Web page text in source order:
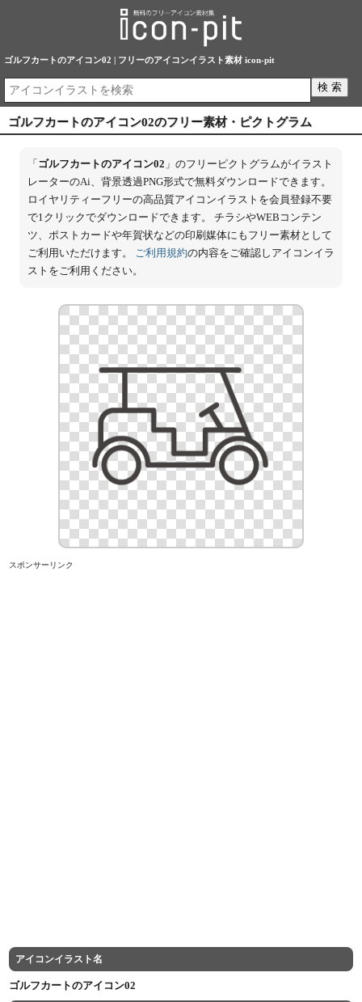
ゴルフカートのアイコン02 | フリーのアイコンイラスト素材 icon-pit
ゴルフカートのアイコン02のフリー素材・ピクトグラム
「 ゴルフカートのアイコン02 」のフリーピクトグラムがイラスト
レーターのAi、背景透過PNG形式で無料ダウンロードできます。
ロイヤリティーフリーの高品質アイコンイラストを会員登録不要
で1クリックでダウンロードできます。 チラシやWEBコンテン
ツ、ポストカードや年賀状などの印刷媒体にもフリー素材として
ご利用いただけます。 ご利用規約の内容をご確認しアイコンイラ
ストをご利用ください。
スポンサーリンク
アイコンイラスト名
ゴルフカートのアイコン02